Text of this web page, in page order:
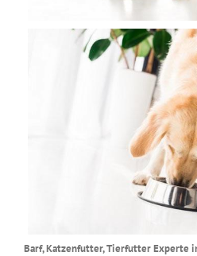
Barf, Katzenfutter, Tierfutter Experte